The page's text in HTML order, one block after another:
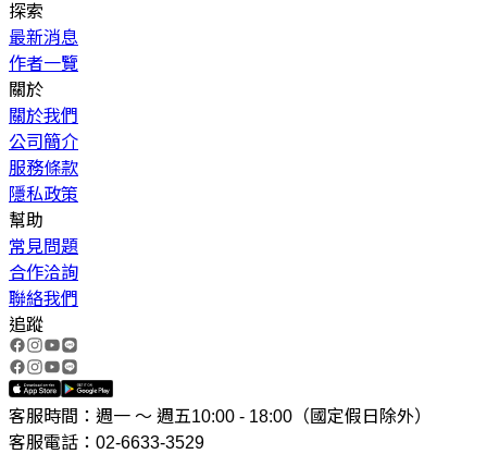
探索
最新消息
作者一覽
關於
關於我們
公司簡介
服務條款
隱私政策
幫助
常見問題
合作洽詢
聯絡我們
追蹤
客服時間：週一 ～ 週五10:00 - 18:00（國定假日除外）
客服電話：02-6633-3529